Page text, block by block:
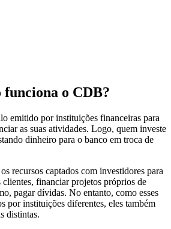
funciona o CDB?
emitido por instituições financeiras para
as suas atividades. Logo, quem investe
dinheiro para o banco em troca de
recursos captados com investidores para
clientes, financiar projetos próprios de
pagar dívidas. No entanto, como esses
por instituições diferentes, eles também
distintas.